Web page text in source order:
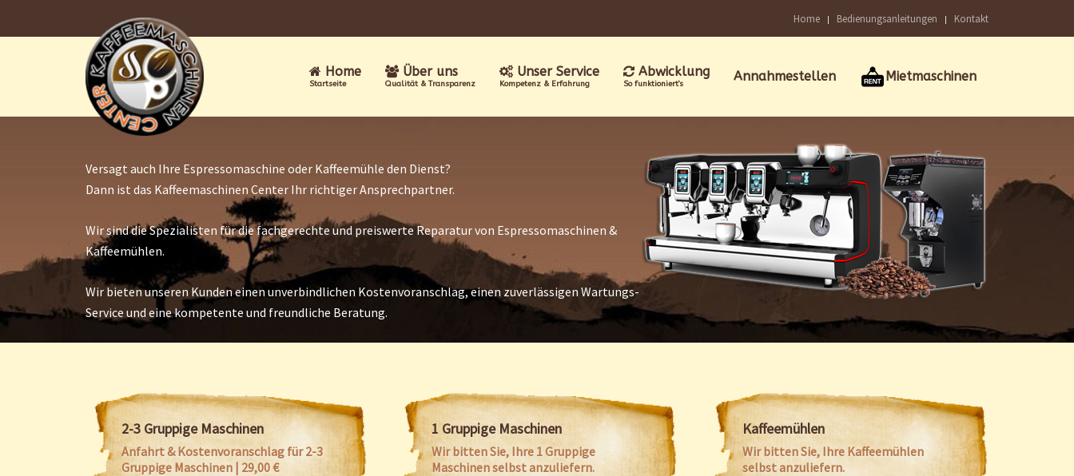
Home Bedienungsanleitungen Kontakt
Home
Startseite
Über uns
Qualität & Transparenz
Unser Service
Kompetenz & Erfahrung
Abwicklung
So funktioniert's Annahmestellen Mietmaschinen
Versagt auch Ihre Espressomaschine oder Kaffeemühle den Dienst?
Dann ist das Kaffeemaschinen Center Ihr richtiger Ansprechpartner.
Wir sind die Spezialisten für die fachgerechte und preiswerte Reparatur von Espressomaschinen &
Kaffeemühlen.
Wir bieten unseren Kunden einen unverbindlichen Kostenvoranschlag, einen zuverlässigen Wartungs-
Service und eine kompetente und freundliche Beratung.
2-3 Gruppige Maschinen
Anfahrt & Kostenvoranschlag für 2-3
Gruppige Maschinen | 29,00 €
1 Gruppige Maschinen
Wir bitten Sie, Ihre 1 Gruppige
Maschinen selbst anzuliefern.
Kaffeemühlen
Wir bitten Sie, Ihre Kaffeemühlen
selbst anzuliefern.